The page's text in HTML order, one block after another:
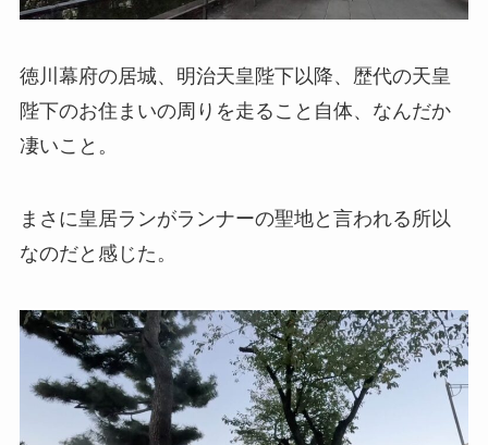
徳川幕府の居城、明治天皇陛下以降、歴代の天皇
陛下のお住まいの周りを走ること自体、なんだか
凄いこと。
まさに皇居ランがランナーの聖地と言われる所以
なのだと感じた。